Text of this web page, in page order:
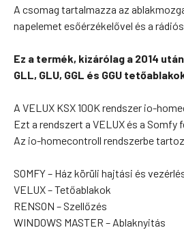
A csomag tartalmazza az
napelemet esőérzékelővel és a
Ez a termék, kizárólag a 2014
GLL, GLU, GGL és GGU
A VELUX KSX 100K rendszer io-
Ezt a rendszert a VELUX és a
Az io-homecontroll rendszerbe
SOMFY – Ház körüli hajtási és
VELUX – Tetőablakok
RENSON – Szellőzés
WINDOWS MASTER – Ablaknyitás